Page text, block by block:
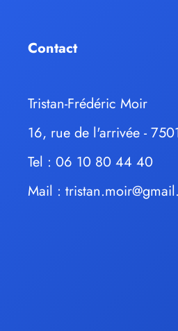
Contact
Tristan-Frédéric Moir
16, rue de l'arrivée -
Tel : 06 10 80 44 40
Mail :